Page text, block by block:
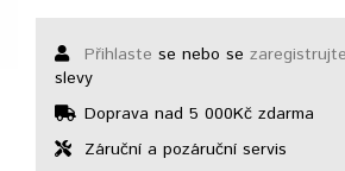
Přihlaste se nebo se zaregistrujte
slevy
Doprava nad 5 000Kč zdarma
Záruční a pozáruční servis